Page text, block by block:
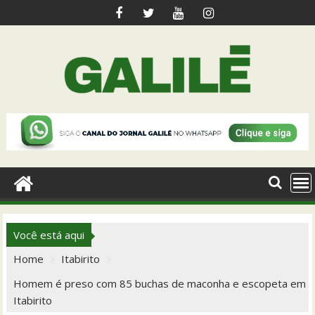
to
Você está aqui
Home
Itabirito
Homem é preso com 85 buchas de maconha e escopeta em
Itabirito